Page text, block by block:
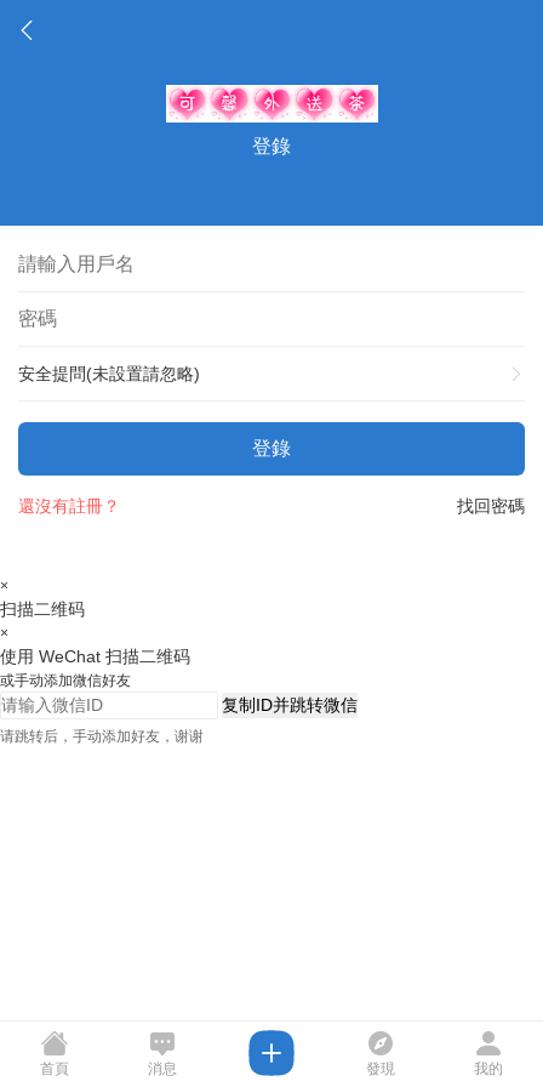
登錄
安全提問(未設置請忽略)
登錄
找回密碼
還沒有註冊？
×
扫描二维码
×
使用 WeChat 扫描二维码
或手动添加微信好友
复制ID并跳转微信
请跳转后，手动添加好友，谢谢
首頁 消息 發現 我的